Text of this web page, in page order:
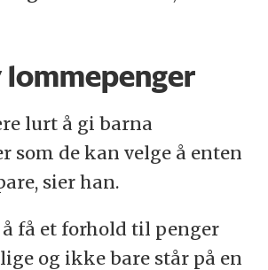
lurt å gi barna
som de kan velge å enten
sier han.
få et forhold til penger
og ikke bare står på en